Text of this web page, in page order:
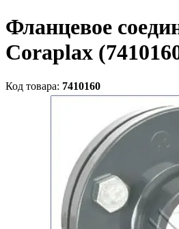
Фланцевое
Coraplax
Код товара: 7410160